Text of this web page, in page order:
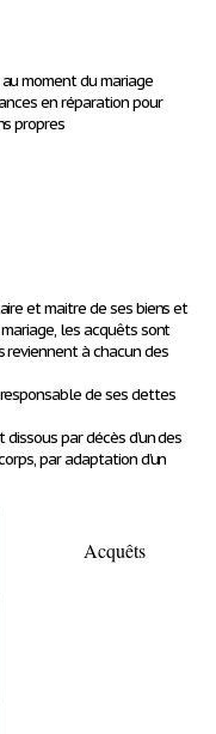
moment du mariage
en réparation pour
propres
et maitre de ses biens et
les acquêts sont
reviennent à chacun des
de ses dettes
par décès d’un des
par adaptation d’un
Acquêts